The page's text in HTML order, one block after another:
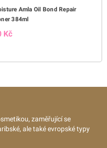
Amla Oil Bond Repair
384ml
Kč
zaměřující se
ale také evropské typy